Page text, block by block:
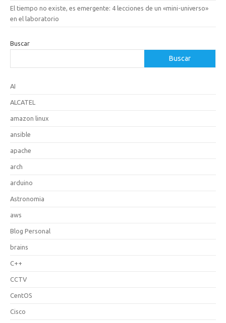
El tiempo no existe, es emergente: 4 lecciones de un «mini-universo»
en el laboratorio
Buscar
Buscar
AI
ALCATEL
amazon linux
ansible
apache
arch
arduino
Astronomia
aws
Blog Personal
brains
C++
CCTV
CentOS
Cisco